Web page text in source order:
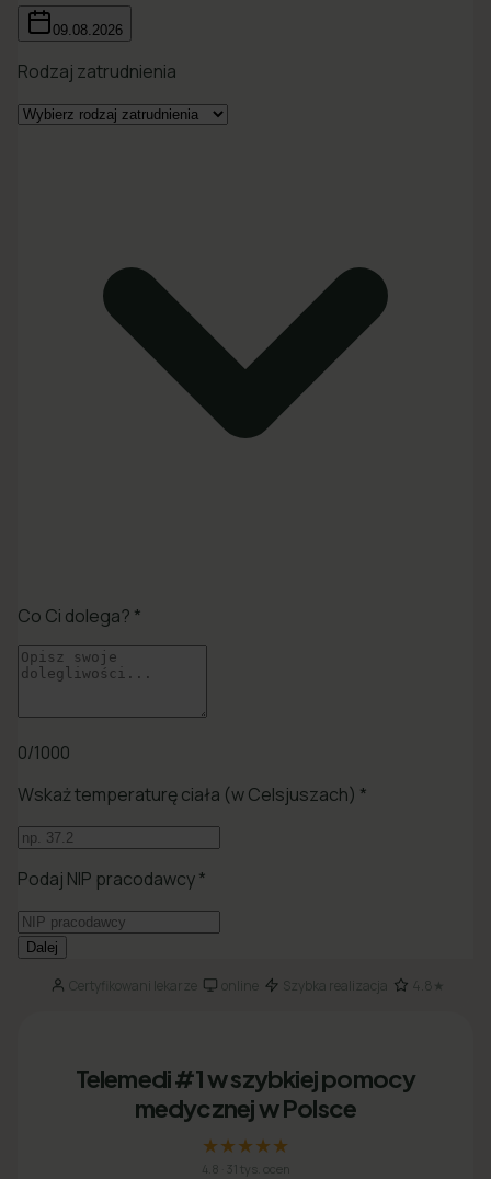
Certyfikowani lekarze· online· Szybka realizacja 4.8★
Telemedi #1 w szybkiej pomocy
medycznej w Polsce
★★★★★
4.8 31 tys. ocen